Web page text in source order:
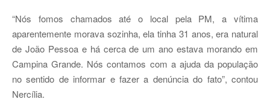
“Nós fomos chamados até o local pela PM, a vítima
aparentemente morava sozinha, ela tinha 31 anos, era natural
de João Pessoa e há cerca de um ano estava morando em
Campina Grande. Nós contamos com a ajuda da população
no sentido de informar e fazer a denúncia do fato”, contou
Nercília.